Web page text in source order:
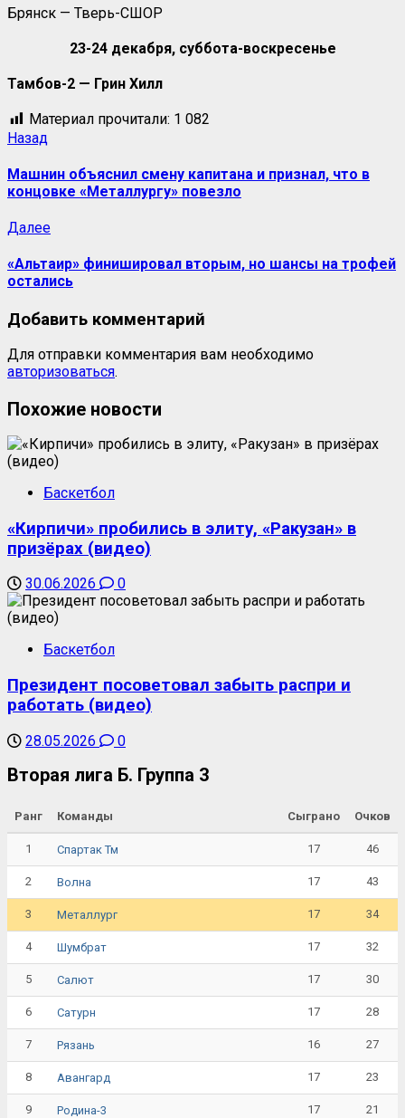
Брянск — Тверь-СШОР
23-24 декабря, суббота-воскресенье
Тамбов-2 — Грин Хилл
Материал прочитали: 1 082
Назад
Машнин объяснил смену капитана и признал, что в
концовке «Металлургу» повезло
Далее
«Альтаир» финишировал вторым, но шансы на трофей
остались
Добавить комментарий
Для отправки комментария вам необходимо
авторизоваться.
Похожие новости
Баскетбол
«Кирпичи» пробились в элиту, «Ракузан» в
призёрах (видео)
30.06.2026 0
Баскетбол
Президент посоветовал забыть распри и
работать (видео)
28.05.2026 0
Вторая лига Б. Группа 3
Ранг Команды Сыграно Очков
1 Спартак Тм 17 46
2 Волна 17 43
3 Металлург 17 34
4 Шумбрат 17 32
5 Салют 17 30
6 Сатурн 17 28
7 Рязань 16 27
8 Авангард 17 23
9 Родина-3 17 21